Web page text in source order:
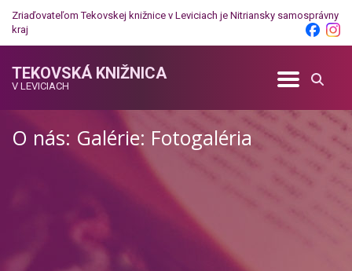
Zriaďovateľom Tekovskej knižnice v Leviciach je Nitriansky samosprávny
kraj
TEKOVSKÁ KNIŽNICA
V LEVICIACH
O nás: Galérie: Fotogaléria